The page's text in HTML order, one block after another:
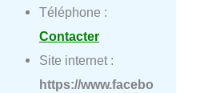
Téléphone :
Contacter
Site internet :
https://www.facebo